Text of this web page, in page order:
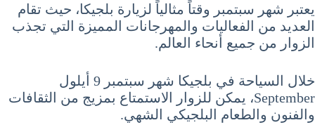
يعتبر شهر سبتمبر وقتاً مثالياً لزيارة بلجيكا، حيث تقام
العديد من الفعاليات والمهرجانات المميزة التي تجذب
الزوار من جميع أنحاء العالم.
خلال السياحة في بلجيكا شهر سبتمبر 9 أيلول
September، يمكن للزوار الاستمتاع بمزيج من الثقافات
والفنون والطعام البلجيكي الشهي.